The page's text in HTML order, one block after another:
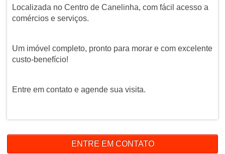
Localizada no Centro de Canelinha, com fácil acesso a
comércios e serviços.
Um imóvel completo, pronto para morar e com excelente
custo-benefício!
Entre em contato e agende sua visita.
ENTRE EM CONTATO